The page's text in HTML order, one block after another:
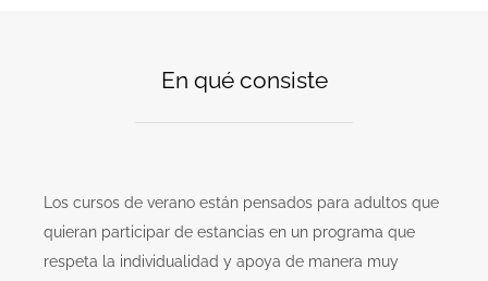
En qué consiste
Los cursos de verano están pensados para adultos que
quieran participar de estancias en un programa que
respeta la individualidad y apoya de manera muy